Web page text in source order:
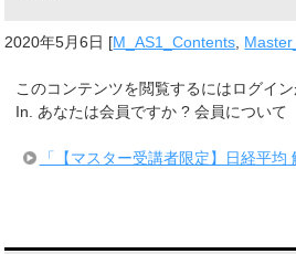
2020年5月6日 [M_AS1_Contents
このコンテンツを閲覧するにはログイ
In. あなたは会員ですか ? 会員について
「【マスター受講者限定】日経平